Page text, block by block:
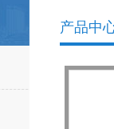
产品中